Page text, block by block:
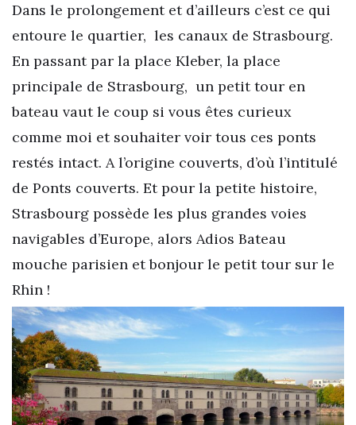
Dans le prolongement et d’ailleurs c’est ce qui
entoure le quartier, les canaux de Strasbourg.
En passant par la place Kleber, la place
principale de Strasbourg, un petit tour en
bateau vaut le coup si vous êtes curieux
comme moi et souhaiter voir tous ces ponts
restés intact. A l’origine couverts, d’où l’intitulé
de Ponts couverts. Et pour la petite histoire,
Strasbourg possède les plus grandes voies
navigables d’Europe, alors Adios Bateau
mouche parisien et bonjour le petit tour sur le
Rhin !